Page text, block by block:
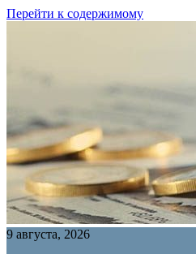
Перейти к содержимому
9 августа, 2026